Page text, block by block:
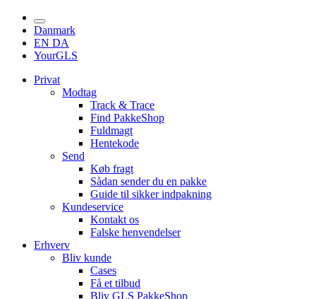
Danmark
EN DA
YourGLS
Privat
Modtag
Track & Trace
Find PakkeShop
Fuldmagt
Hentekode
Send
Køb fragt
Sådan sender du en pakke
Guide til sikker indpakning
Kundeservice
Kontakt os
Falske henvendelser
Erhverv
Bliv kunde
Cases
Få et tilbud
Bliv GLS PakkeShop